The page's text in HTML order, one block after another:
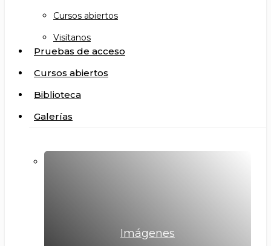
Cursos abiertos
Visítanos
Pruebas de acceso
Cursos abiertos
Biblioteca
Galerías
Imágenes